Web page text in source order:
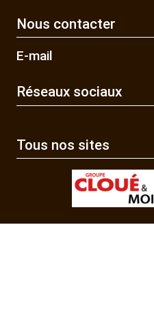
Nous contacter
E-mail
Réseaux sociaux
Tous nos sites